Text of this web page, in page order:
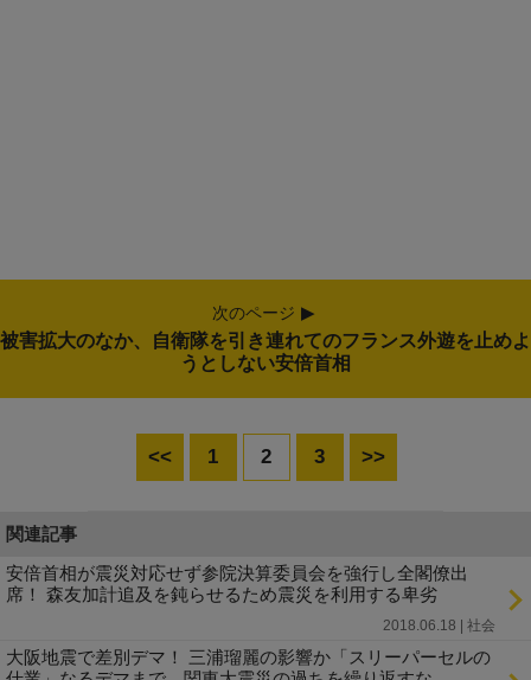
次のページ
被害拡大のなか、自衛隊を引き連れてのフランス外遊を止めよ
うとしない安倍首相
<< 1 2 3 >>
関連記事
安倍首相が震災対応せず参院決算委員会を強行し全閣僚出
席！ 森友加計追及を鈍らせるため震災を利用する卑劣
2018.06.18 | 社会
大阪地震で差別デマ！ 三浦瑠麗の影響か「スリーパーセルの